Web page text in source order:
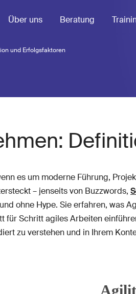
Über uns Beratung
und Erfolgsfaktoren
es um moderne Führung,
– jenseits von Buzzwords,
ohne Hype. Sie erfahren, was
für Schritt agiles Arbeiten
zu verstehen und in Ihrem